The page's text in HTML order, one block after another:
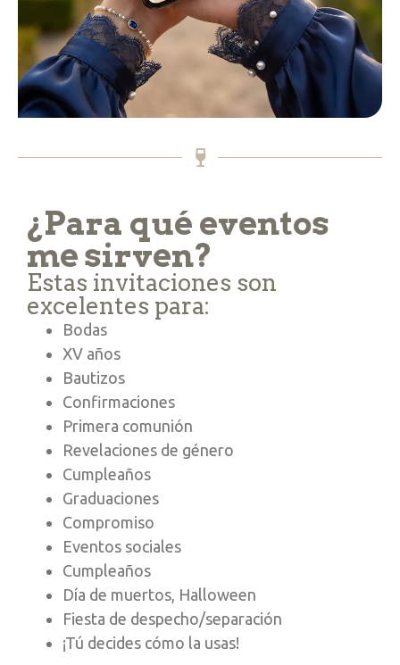
¿Para qué eventos
me sirven?
Estas invitaciones son
excelentes para:
Bodas
XV años
Bautizos
Confirmaciones
Primera comunión
Revelaciones de género
Cumpleaños
Graduaciones
Compromiso
Eventos sociales
Cumpleaños
Día de muertos, Halloween
Fiesta de despecho/separación
¡Tú decides cómo la usas!